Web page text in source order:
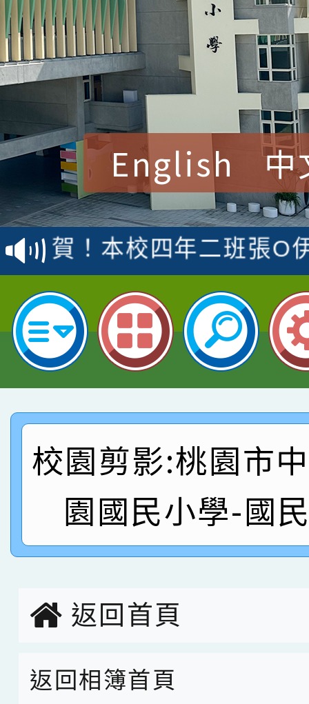
English 中
賀！本校參加桃園市中
賽 洪綺君教師榮獲社
名
賀！本校阿巴斯O蜜、
倩參加桃園市科展 國
名 指導老師王老師、
賀！本校四年二班張O
園市英語競賽國小朗讀
指導老師林老師
賀！本校參加桃園市中
賽 劉文瑛教師榮獲教
臺灣台語-第二名
賀！本校參與2026世
市賽榮獲科學小創客佳
創客第三名。
賀！本校參加桃園市中
賽 洪綺君教師榮獲社
名
賀！本校阿巴斯O蜜、
倩參加桃園市科展 國
名 指導老師王老師、
賀！本校四年二班張O
園市英語競賽國小朗讀
指導老師林老師
賀！本校參加桃園市中
賽 劉文瑛教師榮獲教
臺灣台語-第二名
賀！本校參與2026世
市賽榮獲科學小創客佳
校園剪影:桃園市
園國民小學-國
返回首頁
返回相簿首頁